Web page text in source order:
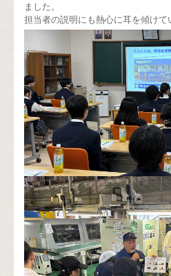
ました。
担当者の説明にも熱心に耳を傾けて